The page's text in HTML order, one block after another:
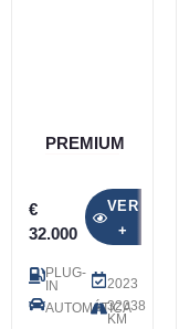
PREMIUM
€
32.000
VER
+
PLUG-
IN
AUTOMÁTICA
2023
32038
KM